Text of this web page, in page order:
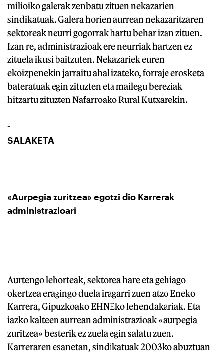
milioiko galerak zenbatu zituen nekazarien
sindikatuak. Galera horien aurrean nekazaritzaren
sektoreak neurri gogorrak hartu behar izan zituen.
Izan re, administrazioak ere neurriak hartzen ez
zituela ikusi baitzuten. Nekazariek euren
ekoizpenekin jarraitu ahal izateko, forraje erosketa
bateratuak egin zituzten eta mailegu bereziak
hitzartu zituzten Nafarroako Rural Kutxarekin.
-
SALAKETA
«Aurpegia zuritzea» egotzi dio Karrerak
administrazioari
Aurtengo lehorteak, sektorea hare eta gehiago
okertzea eragingo duela iragarri zuen atzo Eneko
Karrera, Gipuzkoako EHNEko lehendakariak. Eta
iazko kalteen aurrean administrazioak «aurpegia
zuritzea» besterik ez zuela egin salatu zuen.
Karreraren esanetan, sindikatuak 2003ko abuztuan